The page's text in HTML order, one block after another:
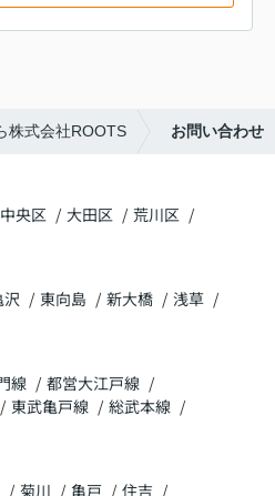
株式会社ROOTS お問い合わせ
中央区 大田区
荒川区
沢 東向島 新大橋
浅草
線
都営大江戸線
東武亀戸線
総武本線
菊川 亀戸
住吉